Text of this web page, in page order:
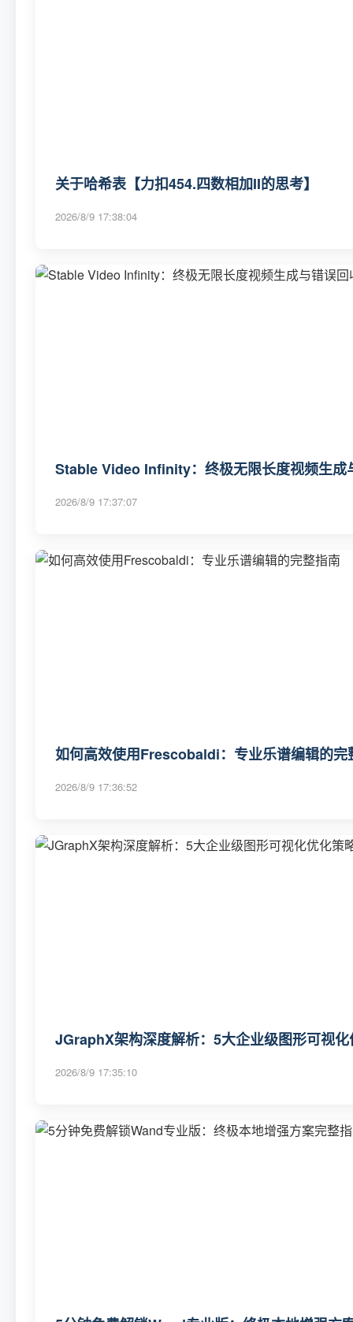
关于哈希表【力扣454.四数相加II的思考】
2026/8/9 17:38:04
Stable Video Infinity：终极无限长度视频生成
2026/8/9 17:37:07
如何高效使用Frescobaldi：专业乐谱编辑的完
2026/8/9 17:36:52
JGraphX架构深度解析：5大企业级图形可视
2026/8/9 17:35:10